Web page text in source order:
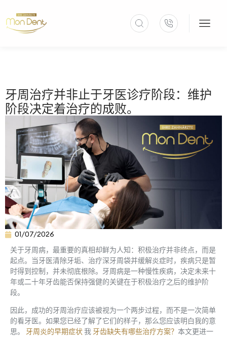
牙周治疗并非止于牙医诊疗阶段：维护
阶段决定着治疗的成败。
01/07/2026
关于牙周病，最重要的真相却鲜为人知：积极治疗并非终点，而是
起点。当牙医清除牙垢、治疗深牙周袋并缓解炎症时，疾病只是暂
时得到控制，并未彻底根除。牙周病是一种慢性疾病，决定未来十
年或二十年牙齿能否保持强健的关键在于积极治疗之后的维护阶
段。
因此，成功的牙周治疗应该被视为一个两步过程，而不是一次简单
的看牙医。如果您已经了解了它们的样子，那么您应该明白我的意
思。
牙周炎的早期症状我 牙齿缺失有哪些治疗方案？ 本文更进一